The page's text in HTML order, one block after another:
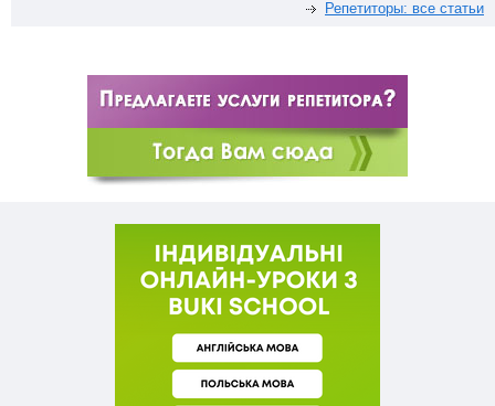
Репетиторы: все статьи